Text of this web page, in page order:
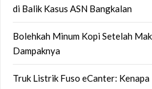
di Balik Kasus ASN Bangkalan
Bolehkah Minum Kopi Setelah
Dampaknya
Truk Listrik Fuso eCanter: